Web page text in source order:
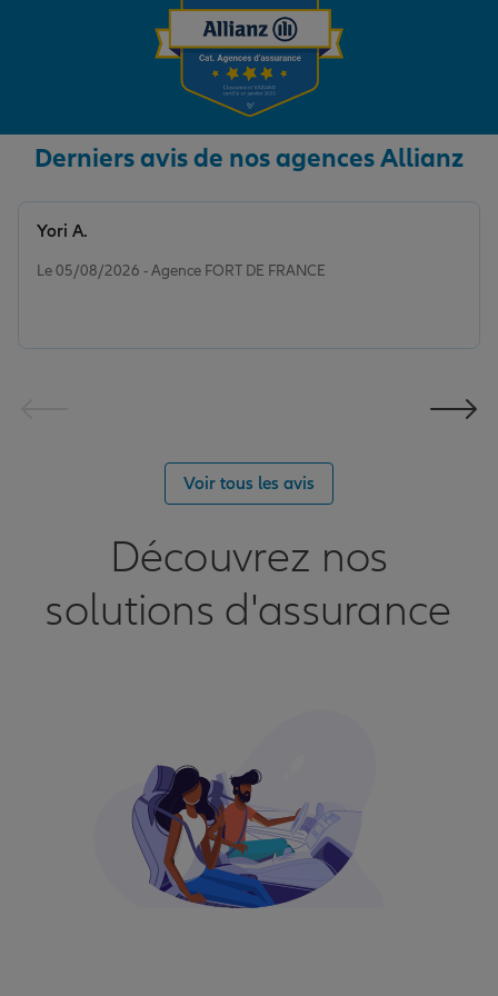
Derniers avis de nos agences Allianz
Le 05/08/2026 - Agence FORT DE FRANCE
Yori A.
Voir tous les avis
Découvrez nos
solutions d'assurance